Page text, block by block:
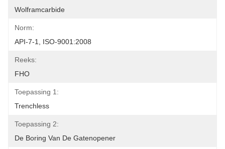
Wolframcarbide
Norm:
API-7-1, ISO-9001:2008
Reeks:
FHO
Toepassing 1:
Trenchless
Toepassing 2:
De Boring Van De Gatenopener